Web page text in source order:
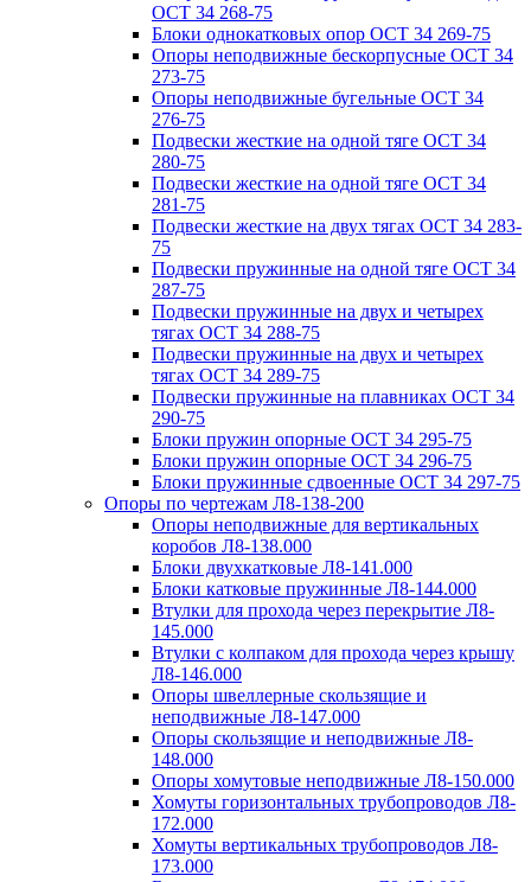
ОСТ 34 268-75
Блоки однокатковых опор ОСТ 34 269-75
Опоры неподвижные бескорпусные ОСТ 34
273-75
Опоры неподвижные бугельные ОСТ 34
276-75
Подвески жесткие на одной тяге ОСТ 34
280-75
Подвески жесткие на одной тяге ОСТ 34
281-75
Подвески жесткие на двух тягах ОСТ 34 283-
75
Подвески пружинные на одной тяге ОСТ 34
287-75
Подвески пружинные на двух и четырех
тягах ОСТ 34 288-75
Подвески пружинные на двух и четырех
тягах ОСТ 34 289-75
Подвески пружинные на плавниках ОСТ 34
290-75
Блоки пружин опорные ОСТ 34 295-75
Блоки пружин опорные ОСТ 34 296-75
Блоки пружинные сдвоенные ОСТ 34 297-75
Опоры по чертежам Л8-138-200
Опоры неподвижные для вертикальных
коробов Л8-138.000
Блоки двухкатковые Л8-141.000
Блоки катковые пружинные Л8-144.000
Втулки для прохода через перекрытие Л8-
145.000
Втулки с колпаком для прохода через крышу
Л8-146.000
Опоры швеллерные скользящие и
неподвижные Л8-147.000
Опоры скользящие и неподвижные Л8-
148.000
Опоры хомутовые неподвижные Л8-150.000
Хомуты горизонтальных трубопроводов Л8-
172.000
Хомуты вертикальных трубопроводов Л8-
173.000